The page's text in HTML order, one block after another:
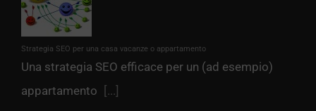
Strategia SEO per una casa vacanze o appartamento
Una strategia SEO efficace per un (ad esempio)
appartamento
[...]